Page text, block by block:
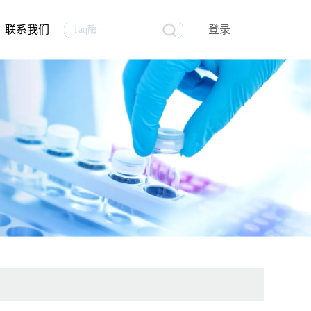
生物制品质量控制分析
mRNA原料
员工风采
联系我们 登录